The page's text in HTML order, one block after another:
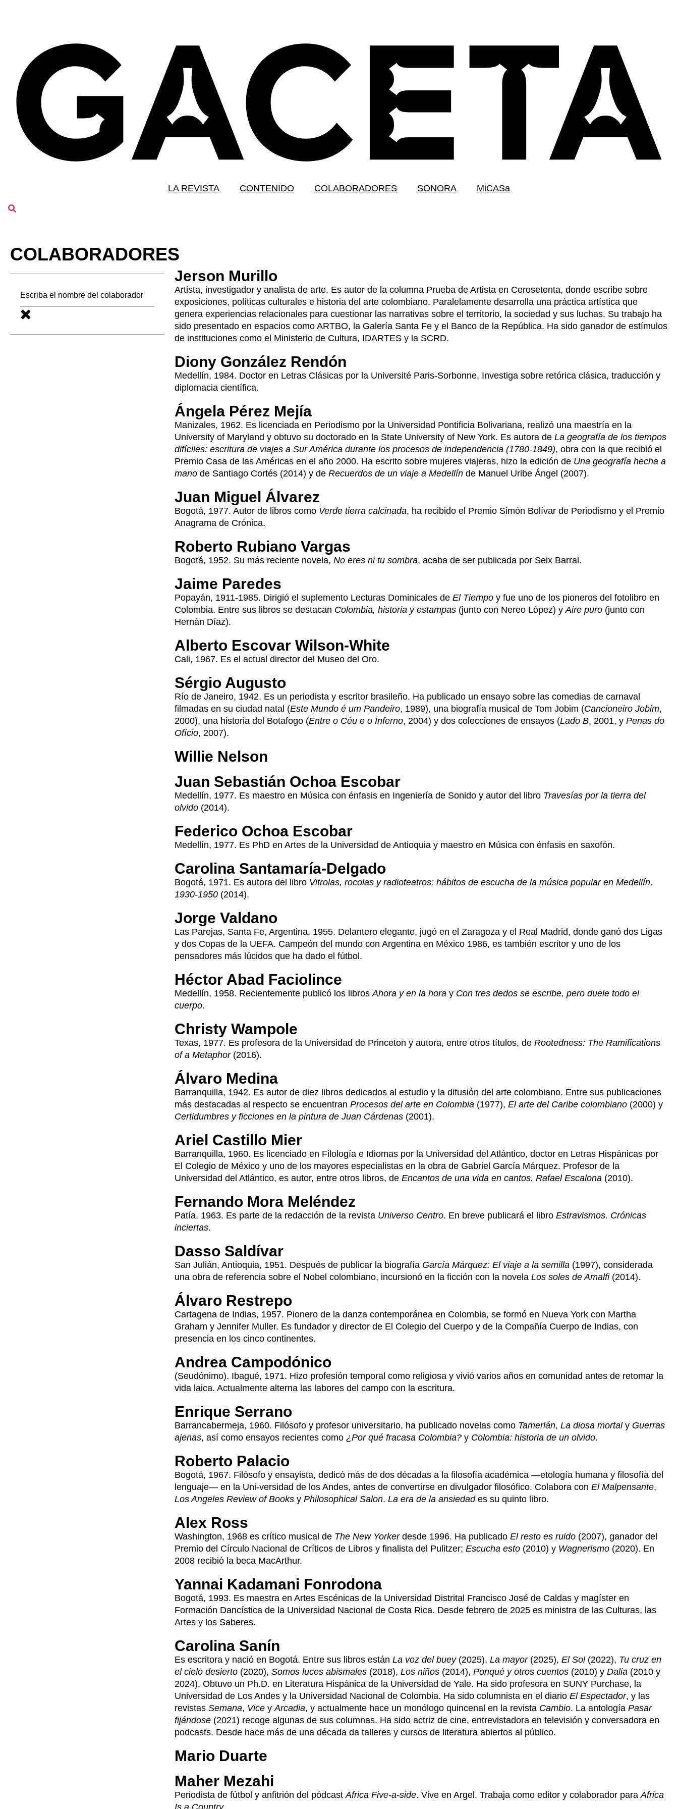
LA REVISTA CONTENIDO COLABORADORES SONORA MiCASa
COLABORADORES
Jerson Murillo
Artista, investigador y analista de arte. Es autor de la columna Prueba de Artista en Cerosetenta, donde escribe sobre
exposiciones, políticas culturales e historia del arte colombiano. Paralelamente desarrolla una práctica artística que
genera experiencias relacionales para cuestionar las narrativas sobre el territorio, la sociedad y sus luchas. Su trabajo ha
sido presentado en espacios como ARTBO, la Galería Santa Fe y el Banco de la República. Ha sido ganador de estímulos
de instituciones como el Ministerio de Cultura, IDARTES y la SCRD.
Diony González Rendón
Medellín, 1984. Doctor en Letras Clásicas por la Université Paris-Sorbonne. Investiga sobre retórica clásica, traducción y
diplomacia científica.
Ángela Pérez Mejía
Manizales, 1962. Es licenciada en Periodismo por la Universidad Pontificia Bolivariana, realizó una maestría en la
University of Maryland y obtuvo su doctorado en la State University of New York. Es autora de La geografía de los tiempos
difíciles: escritura de viajes a Sur América durante los procesos de independencia (1780-1849), obra con la que recibió el
Premio Casa de las Américas en el año 2000. Ha escrito sobre mujeres viajeras, hizo la edición de Una geografía hecha a
mano de Santiago Cortés (2014) y de Recuerdos de un viaje a Medellín de Manuel Uribe Ángel (2007).
Juan Miguel Álvarez
Bogotá, 1977. Autor de libros como Verde tierra calcinada, ha recibido el Premio Simón Bolívar de Periodismo y el Premio
Anagrama de Crónica.
Roberto Rubiano Vargas
Bogotá, 1952. Su más reciente novela, No eres ni tu sombra, acaba de ser publicada por Seix Barral.
Jaime Paredes
Popayán, 1911-1985. Dirigió el suplemento Lecturas Dominicales de El Tiempo y fue uno de los pioneros del fotolibro en
Colombia. Entre sus libros se destacan Colombia, historia y estampas (junto con Nereo López) y Aire puro (junto con
Hernán Díaz).
Alberto Escovar Wilson-White
Cali, 1967. Es el actual director del Museo del Oro.
Sérgio Augusto
Río de Janeiro, 1942. Es un periodista y escritor brasileño. Ha publicado un ensayo sobre las comedias de carnaval
filmadas en su ciudad natal (Este Mundo é um Pandeiro, 1989), una biografía musical de Tom Jobim (Cancioneiro Jobim,
2000), una historia del Botafogo (Entre o Céu e o Inferno, 2004) y dos colecciones de ensayos (Lado B, 2001, y Penas do
Ofício, 2007).
Willie Nelson
Juan Sebastián Ochoa Escobar
Medellín, 1977. Es maestro en Música con énfasis en Ingeniería de Sonido y autor del libro Travesías por la tierra del
olvido (2014).
Federico Ochoa Escobar
Medellín, 1977. Es PhD en Artes de la Universidad de Antioquia y maestro en Música con énfasis en saxofón.
Carolina Santamaría-Delgado
Bogotá, 1971. Es autora del libro Vitrolas, rocolas y radioteatros: hábitos de escucha de la música popular en Medellín,
1930-1950 (2014).
Jorge Valdano
Las Parejas, Santa Fe, Argentina, 1955. Delantero elegante, jugó en el Zaragoza y el Real Madrid, donde ganó dos Ligas
y dos Copas de la UEFA. Campeón del mundo con Argentina en México 1986, es también escritor y uno de los
pensadores más lúcidos que ha dado el fútbol.
Héctor Abad Faciolince
Medellín, 1958. Recientemente publicó los libros Ahora y en la hora y Con tres dedos se escribe, pero duele todo el
cuerpo.
Christy Wampole
Texas, 1977. Es profesora de la Universidad de Princeton y autora, entre otros títulos, de Rootedness: The Ramifications
of a Metaphor(2016).
Álvaro Medina
Barranquilla, 1942. Es autor de diez libros dedicados al estudio y la difusión del arte colombiano. Entre sus publicaciones
más destacadas al respecto se encuentran Procesos del arte en Colombia (1977), El arte del Caribe colombiano (2000) y
Certidumbres y ficciones en la pintura de Juan Cárdenas (2001).
Ariel Castillo Mier
Barranquilla, 1960. Es licenciado en Filología e Idiomas por la Universidad del Atlántico, doctor en Letras Hispánicas por
El Colegio de México y uno de los mayores especialistas en la obra de Gabriel García Márquez. Profesor de la
Universidad del Atlántico, es autor, entre otros libros, de Encantos de una vida en cantos. Rafael Escalona (2010).
Fernando Mora Meléndez
Patía, 1963. Es parte de la redacción de la revista Universo Centro. En breve publicará el libro Estravismos. Crónicas
inciertas.
Dasso Saldívar
San Julián, Antioquia, 1951. Después de publicar la biografía García Márquez: El viaje a la semilla (1997), considerada
una obra de referencia sobre el Nobel colombiano, incursionó en la ficción con la novela Los soles de Amalfi(2014).
Álvaro Restrepo
Cartagena de Indias, 1957. Pionero de la danza contemporánea en Colombia, se formó en Nueva York con Martha
Graham y Jennifer Muller. Es fundador y director de El Colegio del Cuerpo y de la Compañía Cuerpo de Indias, con
presencia en los cinco continentes.
Andrea Campodónico
(Seudónimo). Ibagué, 1971. Hizo profesión temporal como religiosa y vivió varios años en comunidad antes de retomar la
vida laica. Actualmente alterna las labores del campo con la escritura.
Enrique Serrano
Barrancabermeja, 1960. Filósofo y profesor universitario, ha publicado novelas como Tamerlán, La diosa mortaly Guerras
ajenas, así como ensayos recientes como ¿Por qué fracasa Colombia? y Colombia: historia de un olvido.
Roberto Palacio
Bogotá, 1967. Filósofo y ensayista, dedicó más de dos décadas a la filosofía académica —etología humana y filosofía del
lenguaje— en la Uni-versidad de los Andes, antes de convertirse en divulgador filosófico. Colabora con El Malpensante,
Los Angeles Review of Books y Philosophical Salon. La era de la ansiedades su quinto libro.
Alex Ross
Washington, 1968 es crítico musical de The New Yorkerdesde 1996. Ha publicado El resto es ruido (2007), ganador del
Premio del Círculo Nacional de Críticos de Libros y finalista del Pulitzer; Escucha esto (2010) y Wagnerismo (2020). En
2008 recibió la beca MacArthur.
Yannai Kadamani Fonrodona
Bogotá, 1993. Es maestra en Artes Escénicas de la Universidad Distrital Francisco José de Caldas y magíster en
Formación Dancística de la Universidad Nacional de Costa Rica. Desde febrero de 2025 es ministra de las Culturas, las
Artes y los Saberes.
Carolina Sanín
Es escritora y nació en Bogotá. Entre sus libros están La voz del buey(2025), La mayor(2025), El Sol(2022), Tu cruz en
el cielo desierto (2020), Somos luces abismales (2018), Los niños (2014), Ponqué y otros cuentos (2010) y Dalia (2010 y
2024). Obtuvo un Ph.D. en Literatura Hispánica de la Universidad de Yale. Ha sido profesora en SUNY Purchase, la
Universidad de Los Andes y la Universidad Nacional de Colombia. Ha sido columnista en el diario El Espectador, y las
revistas Semana, Vice y Arcadia, y actualmente hace un monólogo quincenal en la revista Cambio. La antología Pasar
fijándose (2021) recoge algunas de sus columnas. Ha sido actriz de cine, entrevistadora en televisión y conversadora en
podcasts. Desde hace más de una década da talleres y cursos de literatura abiertos al público.
Mario Duarte
Maher Mezahi
Periodista de fútbol y anfitrión del pódcast Africa Five-a-side. Vive en Argel. Trabaja como editor y colaborador para Africa
Is a Country.